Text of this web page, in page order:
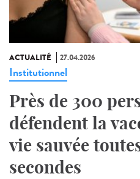
ACTUALITÉ 27.04.2026
Institutionnel
Près de 300
défendent la
vie sauvée
secondes